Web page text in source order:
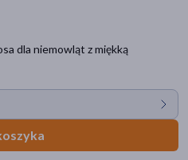
dla niemowląt z miękką